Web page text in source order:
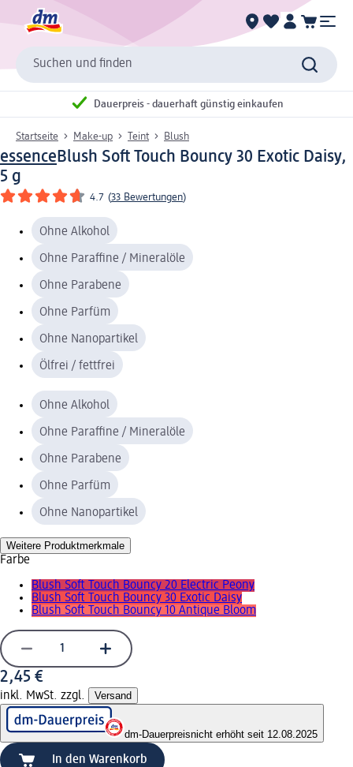
Suchen und finden
Dauerpreis - dauerhaft günstig einkaufen
Startseite Make-up Teint Blush
essenceBlush Soft Touch Bouncy 30 Exotic Daisy,
5 g
4.7 (33 Bewertungen)
Ohne Alkohol
Ohne Paraffine / Mineralöle
Ohne Parabene
Ohne Parfüm
Ohne Nanopartikel
Ölfrei / fettfrei
Ohne Alkohol
Ohne Paraffine / Mineralöle
Ohne Parabene
Ohne Parfüm
Ohne Nanopartikel
Weitere Produktmerkmale
Farbe
Blush Soft Touch Bouncy 20 Electric Peony
Blush Soft Touch Bouncy 30 Exotic Daisy
Blush Soft Touch Bouncy 10 Antique Bloom
2,45 €
inkl. MwSt. zzgl. Versand
dm-Dauerpreisnicht erhöht seit 12.08.2025
In den Warenkorb